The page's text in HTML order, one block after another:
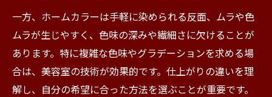
談
美容室とセルフカラーの安全性と満足度の
違い
理想の髪色を叶える選び方の秘訣とは
一方、ホームカラーは手軽に染められる反面、ムラや色
ムラが生じやすく、色味の深みや繊細さに欠けることが
あります。特に複雑な色味やグラデーションを求める場
合は、美容室の技術が効果的です。仕上がりの違いを理
解し、自分の希望に合った方法を選ぶことが重要です。